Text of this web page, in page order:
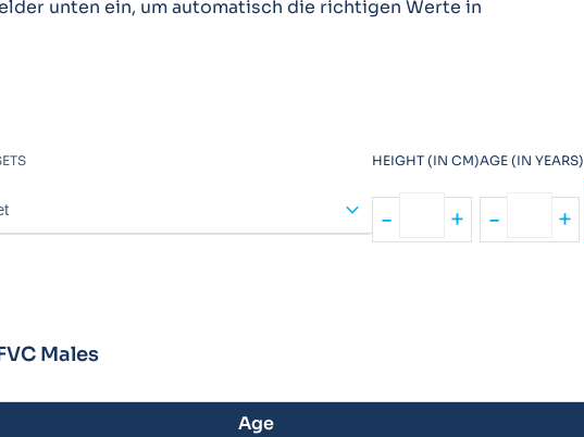
unten ein, um automatisch die richtigen Werte in
expand_more
HEIGHT (IN CM)
+
-
AGE (IN YEARS)
+
-
Males
Age